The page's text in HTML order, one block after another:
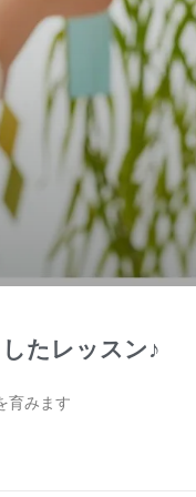
たレッスン♪
育みます